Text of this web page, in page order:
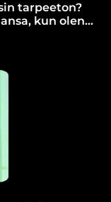
tarpeeton?
kun olen
mieleni